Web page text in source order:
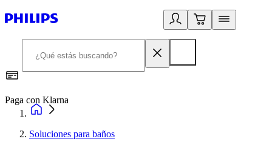
Paga con Klarna
Soluciones para baños